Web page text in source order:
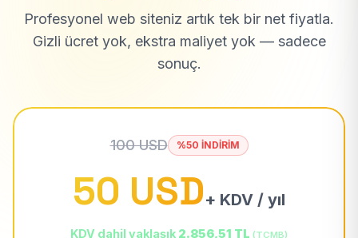
Profesyonel web siteniz artık tek bir net fiyatla.
Gizli ücret yok, ekstra maliyet yok — sadece
sonuç.
100 USD %50 İNDİRİM
50 USD+ KDV / yıl
KDV dahil yaklaşık 2.856,51 TL (TCMB)